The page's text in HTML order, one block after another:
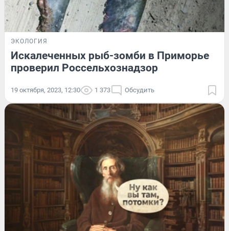
ЭКОЛОГИЯ
Искалеченных рыб-зомби в Приморье
проверил Россельхознадзор
19 октября, 2023, 12:30 1 373 Обсудить